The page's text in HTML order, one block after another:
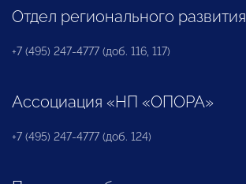
Отдел регионального развития
+7 (495) 247-4777 (доб. 116, 117)
Ассоциация «НП «ОПОРА»
+7 (495) 247-4777 (доб. 124)